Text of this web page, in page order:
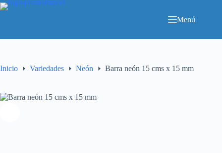
Saltar
al
Menú
Inicio Variedades Neón Barra neón 15 cms x 15 mm